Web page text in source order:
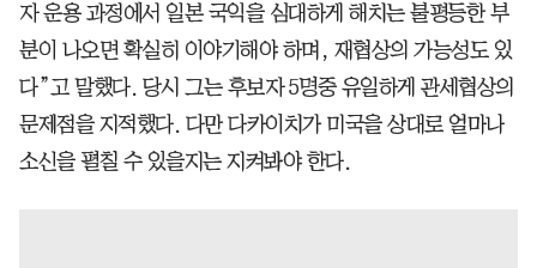
자 운용 과정에서 일본 국익을 심대하게 해치는 불평등한 부
분이 나오면 확실히 이야기해야 하며, 재협상의 가능성도 있
다”고 말했다. 당시 그는 후보자 5명중 유일하게 관세협상의
문제점을 지적했다. 다만 다카이치가 미국을 상대로 얼마나
소신을 펼칠 수 있을지는 지켜봐야 한다.